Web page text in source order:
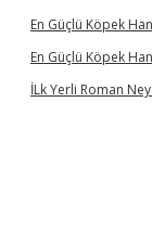
En Güçlü Köpek
En Güçlü Köpek
İLk Yerli Roman